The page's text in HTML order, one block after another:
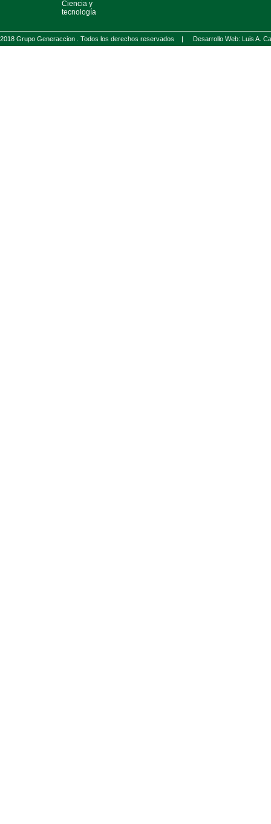
Ciencia y
tecnología
2018 Grupo Generaccion . Todos los derechos reservados | Desarrollo Web: Luis